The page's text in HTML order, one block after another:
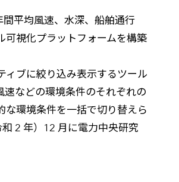
平均風速、水深、船舶通行
可視化プラットフォームを構築
ィブに絞り込み表示するツール
などの環境条件のそれぞれの
環境条件を一括で切り替えら
2 年）12 月に電力中央研究